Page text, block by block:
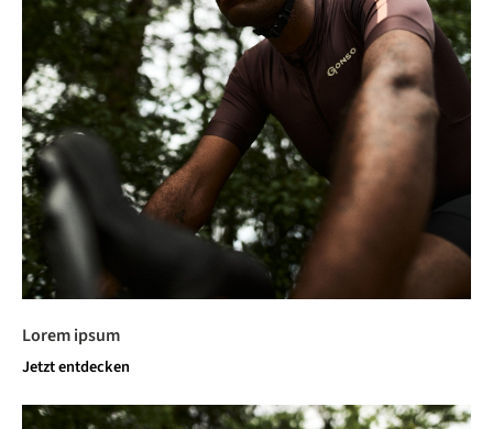
Lorem ipsum
Jetzt entdecken